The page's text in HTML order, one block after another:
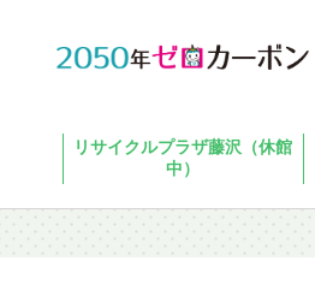
リサイクルプラザ藤沢（休館
中）